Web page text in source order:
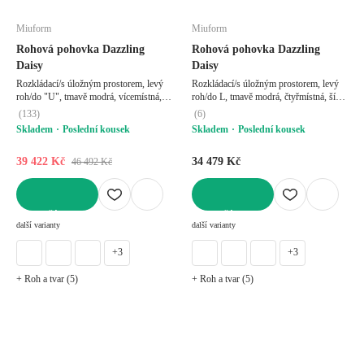
Miuform
Rohová pohovka Dazzling
Daisy
Rozkládací/s úložným prostorem, levý
roh/do "U", tmavě modrá, vícemístná,
šířka 330 cm, hloubka 190 cm, hloubka
sedáku 62 cm
(133)
Skladem
Poslední kousek
39 422 Kč 46 492 Kč
další varianty
+3
+ Roh a tvar (5)
Miuform
Rohová pohovka Dazzling
Daisy
Rozkládací/s úložným prostorem, levý
roh/do L, tmavě modrá, čtyřmístná, šířka
253 cm, hloubka 190 cm, hloubka
sedáku 62 cm
(6)
Skladem
Poslední kousek
34 479 Kč
další varianty
+3
+ Roh a tvar (5)